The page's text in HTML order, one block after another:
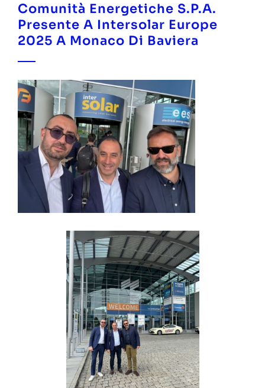
Comunità Energetiche S.p.A.
Presente A Intersolar Europe
2025 A Monaco Di Baviera